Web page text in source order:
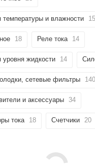
температуры и влажности 15
18 Реле тока 14
уровня жидкости 14
сетевые фильтры 140
и аксессуары 34
тока 18 Счетчики 20